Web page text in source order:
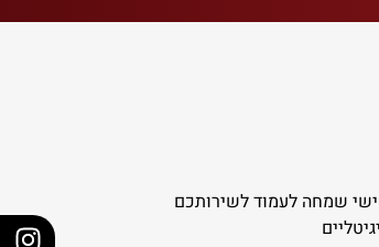
שמחה לעמוד לשירותכם